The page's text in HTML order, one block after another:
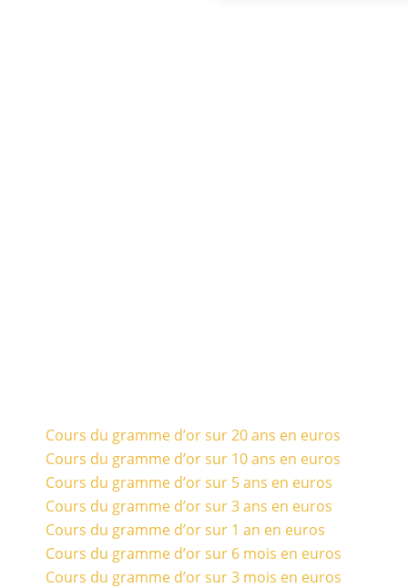
Cours du gramme d’or sur 20 ans en euros
Cours du gramme d’or sur 10 ans en euros
Cours du gramme d’or sur 5 ans en euros
Cours du gramme d’or sur 3 ans en euros
Cours du gramme d’or sur 1 an en euros
Cours du gramme d’or sur 6 mois en euros
Cours du gramme d’or sur 3 mois en euros